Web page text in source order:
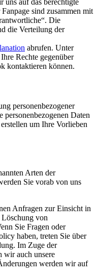
uns auf das berechtigte
sind zusammen mit
Die
die Verteilung der
abrufen. Unter
Rechte gegenüber
kontaktieren können.
personenbezogener
personenbezogenen Daten
um Ihre Vorlieben
Arten der
Sie vorab von uns
Anfragen zur Einsicht in
von
Sie Fragen oder
haben, treten Sie über
Im Zuge der
wir auch unsere
werden wir auf